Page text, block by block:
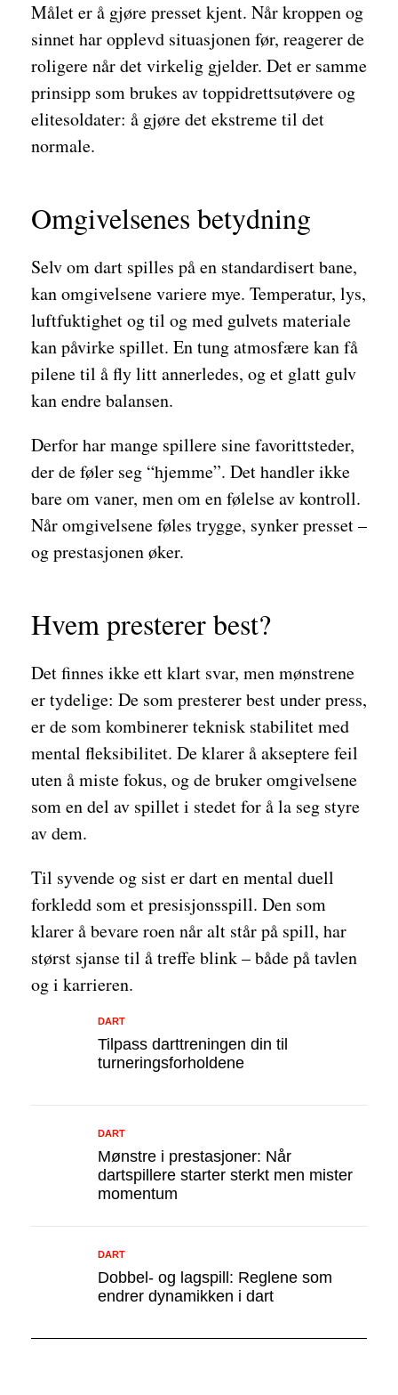
Målet er å gjøre presset kjent. Når kroppen og
sinnet har opplevd situasjonen før, reagerer de
roligere når det virkelig gjelder. Det er samme
prinsipp som brukes av toppidrettsutøvere og
elitesoldater: å gjøre det ekstreme til det
normale.
Omgivelsenes betydning
Selv om dart spilles på en standardisert bane,
kan omgivelsene variere mye. Temperatur, lys,
luftfuktighet og til og med gulvets materiale
kan påvirke spillet. En tung atmosfære kan få
pilene til å fly litt annerledes, og et glatt gulv
kan endre balansen.
Derfor har mange spillere sine favorittsteder,
der de føler seg “hjemme”. Det handler ikke
bare om vaner, men om en følelse av kontroll.
Når omgivelsene føles trygge, synker presset –
og prestasjonen øker.
Hvem presterer best?
Det finnes ikke ett klart svar, men mønstrene
er tydelige: De som presterer best under press,
er de som kombinerer teknisk stabilitet med
mental fleksibilitet. De klarer å akseptere feil
uten å miste fokus, og de bruker omgivelsene
som en del av spillet i stedet for å la seg styre
av dem.
Til syvende og sist er dart en mental duell
forkledd som et presisjonsspill. Den som
klarer å bevare roen når alt står på spill, har
størst sjanse til å treffe blink – både på tavlen
og i karrieren.
Tilpass darttreningen din til
turneringsforholdene
DART
Mønstre i prestasjoner: Når
dartspillere starter sterkt men mister
momentum
DART
Dobbel- og lagspill: Reglene som
endrer dynamikken i dart
DART